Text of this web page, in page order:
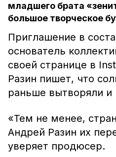
младшего брата
большое творческое
Приглашение в
основатель
своей странице в
Разин пишет, что
раньше вытворяли и
«Тем не менее,
Андрей Разин их
уверяет продюсер.